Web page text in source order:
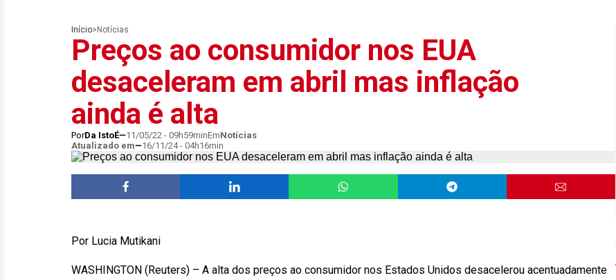
Início> Notícias
Preços ao consumidor nos EUA
desaceleram em abril mas inflação
ainda é alta
PorDa IstoÉ 11/05/22 - 09h59minEmNotícias
Atualizado em
16/11/24 - 04h16min
Por Lucia Mutikani
WASHINGTON (Reuters) – A alta dos preços ao consumidor nos Estados Unidos desacelerou acentuadamente